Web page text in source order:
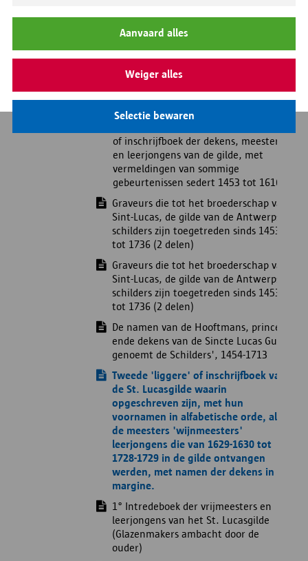
2. Hoofden, leden, beslissingen
Memorieboek of register van allen de
heren hooftmans, princen, dekens van
van den Heylighen Gheest gheseyt den
Olijftak en de Violiere beginnende van
of inschrijfboek der dekens, meesters
en leerjongens van de gilde, met
vermeldingen van sommige
gebeurtenissen sedert 1453 tot 1616.
Graveurs die tot het broederschap van
Sint-Lucas, de gilde van de Antwerpse
schilders zijn toegetreden sinds 1453
tot 1736 (2 delen)
Graveurs die tot het broederschap van
Sint-Lucas, de gilde van de Antwerpse
schilders zijn toegetreden sinds 1453
tot 1736 (2 delen)
De namen van de Hooftmans, princen
ende dekens van de Sincte Lucas Gulde
genoemt de Schilders', 1454-1713
Tweede 'liggere' of inschrijfboek van
de St. Lucasgilde waarin
opgeschreven zijn, met hun
voornamen in alfabetische orde, al
de meesters 'wijnmeesters'
leerjongens die van 1629-1630 tot
1728-1729 in de gilde ontvangen
werden, met namen der dekens in
margine.
1° Intredeboek der vrijmeesters en
leerjongens van het St. Lucasgilde
(Glazenmakers ambacht door de
ouder)
Aanvaard alles
Weiger alles
Selectie bewaren